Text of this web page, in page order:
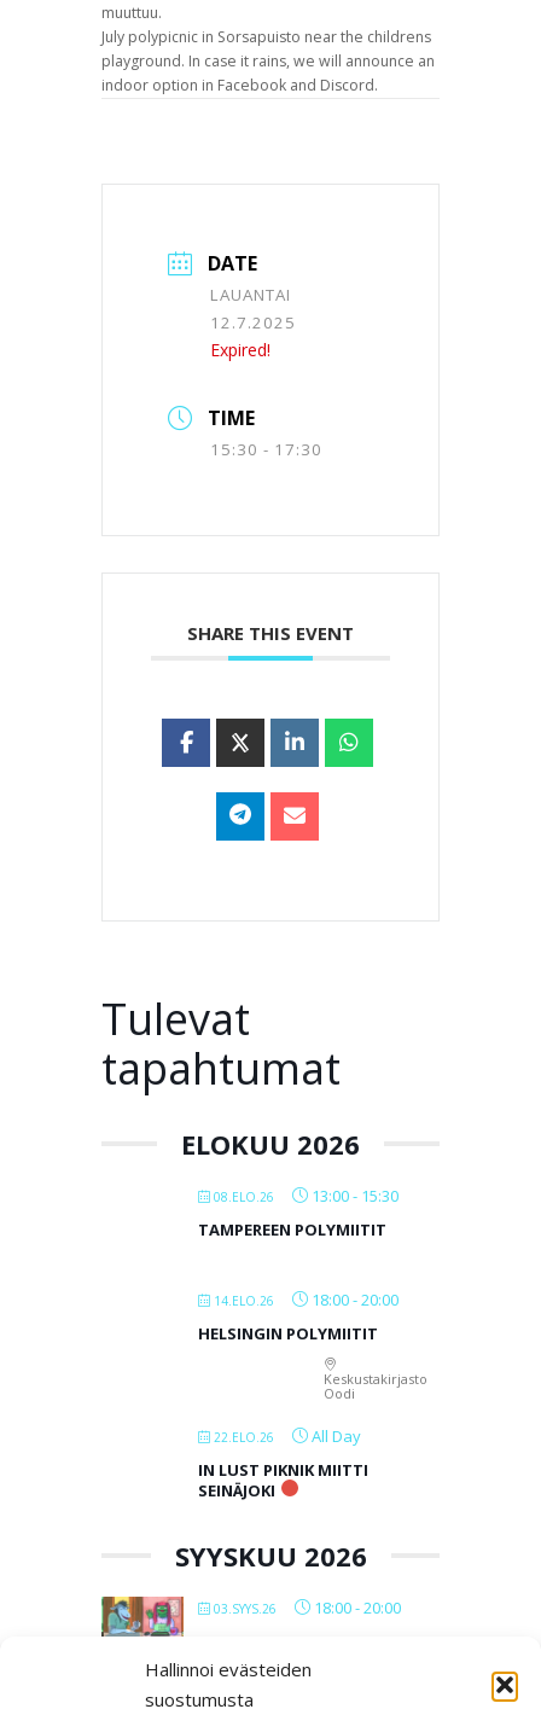
Hallinnoi evästeiden
suostumusta
muuttuu.
July polypicnic in Sorsapuisto near the childrens
playground. In case it rains, we will announce an
indoor option in Facebook and Discord.
DATE
LAUANTAI
12.7.2025
Expired!
TIME
15:30 - 17:30
SHARE THIS EVENT
Tulevat
tapahtumat
ELOKUU 2026
08.ELO.26 13:00- 15:30
TAMPEREEN POLYMIITIT
14.ELO.26 18:00-20:00
HELSINGIN POLYMIITIT
Keskustakirjasto
Oodi
22.ELO.26
All Day
IN LUST PIKNIK MIITTI
SEINÄJOKI
SYYSKUU 2026
03.SYYS.26 18:00-20:00